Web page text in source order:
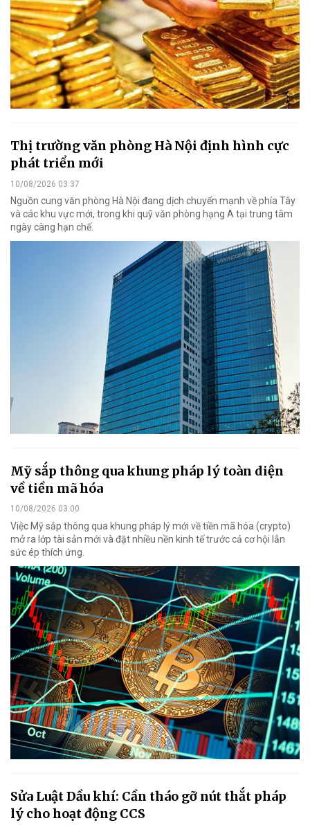
Thị trường văn phòng Hà Nội định hình cực
phát triển mới
10/08/2026 03:37
Nguồn cung văn phòng Hà Nội đang dịch chuyển mạnh về phía Tây
và các khu vực mới, trong khi quỹ văn phòng hạng A tại trung tâm
ngày càng hạn chế.
Mỹ sắp thông qua khung pháp lý toàn diện
về tiền mã hóa
10/08/2026 03:00
Việc Mỹ sắp thông qua khung pháp lý mới về tiền mã hóa (crypto)
mở ra lớp tài sản mới và đặt nhiều nền kinh tế trước cả cơ hội lẫn
sức ép thích ứng.
Sửa Luật Dầu khí: Cần tháo gỡ nút thắt pháp
lý cho hoạt động CCS